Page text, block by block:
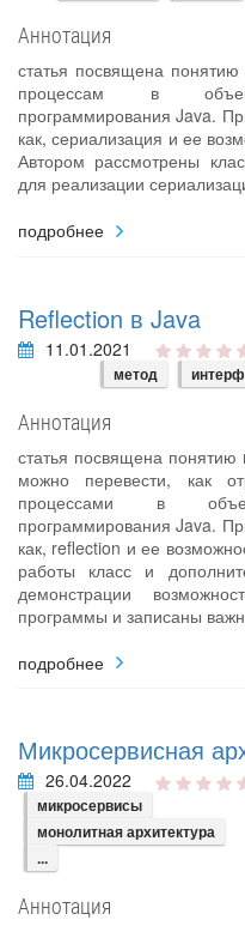
Аннотация
статья посвящена
процессам в
программирования Java.
как, сериализация и ее
Автором рассмотрены
для реализации
подробнее
Reflection в Java
11.01.2021
метод
Аннотация
статья посвящена понятию
можно перевести, как
процессами в
программирования Java.
как, reflection и ее
работы класс и
демонстрации
программы и записаны
подробнее
Микросервисная
26.04.2022
микросервисы
монолитная архитектура
...
Аннотация